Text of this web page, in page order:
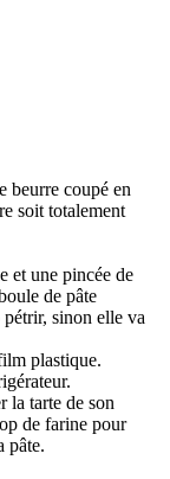
beurre coupé en
soit totalement
et une pincée de
de pâte
sinon elle va
plastique.
la tarte de son
de farine pour
pâte.